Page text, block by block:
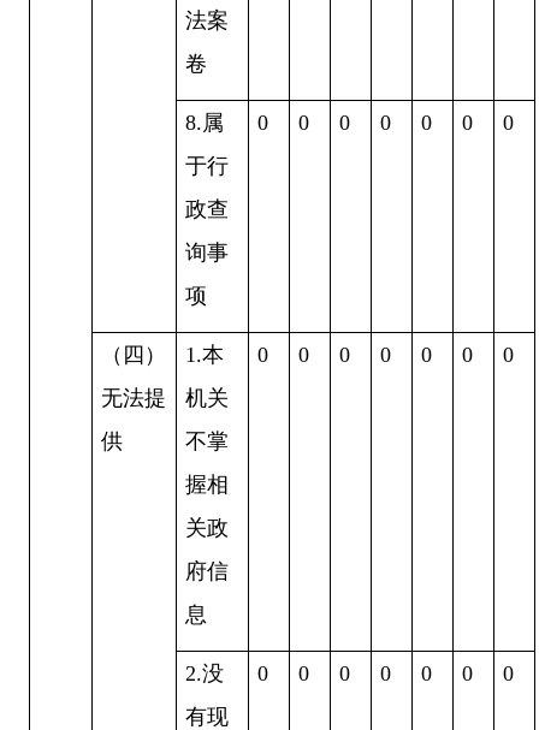
法案
卷
8.属
于行
政查
询事
项
0 0 0 0 0 0 0
（四）
无法提
供
1.本
机关
不掌
握相
关政
府信
息
0 0 0 0 0 0 0
2.没
有现
0 0 0 0 0 0 0